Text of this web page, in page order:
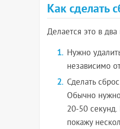
Как сделать
Делается это в два
Нужно
независимо
Сделать
Обычно
20-50
покажу